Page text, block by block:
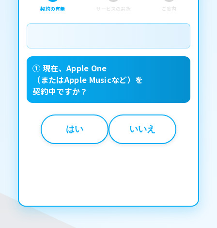
契約の有無 サービスの選択 ご案内
① 現在、Apple One
（またはApple Musicなど）を
契約中ですか？
はい いいえ